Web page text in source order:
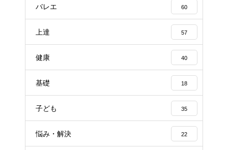
バレエ 60
上達 57
健康 40
基礎 18
子ども 35
悩み・解決 22